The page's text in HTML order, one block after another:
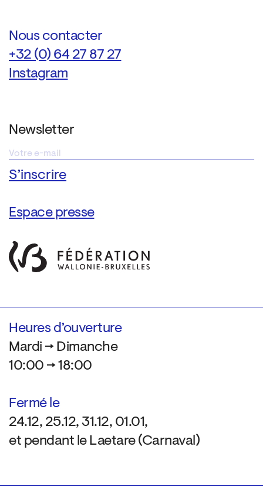
Nous contacter
+32 (0) 64 27 87 27
Instagram
Newsletter
Espace presse
Heures d’ouverture
Mardi → Dimanche
10:00 → 18:00
Fermé le
24.12, 25.12, 31.12, 01.01,
et pendant le Laetare (Carnaval)